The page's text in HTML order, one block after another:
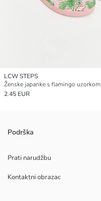
LCW STEPS
Ženske japanke s flamingo uzorkom
2.45 EUR
Podrška
Prati narudžbu
Kontaktni obrazac